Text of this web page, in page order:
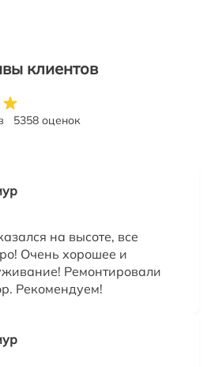
клиентов
5358 оценок
на высоте, все
Очень хорошее и
Ремонтировали
Рекомендуем!